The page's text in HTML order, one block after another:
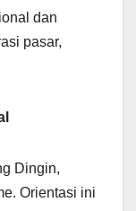
dan
pasar,
Dingin,
Orientasi ini